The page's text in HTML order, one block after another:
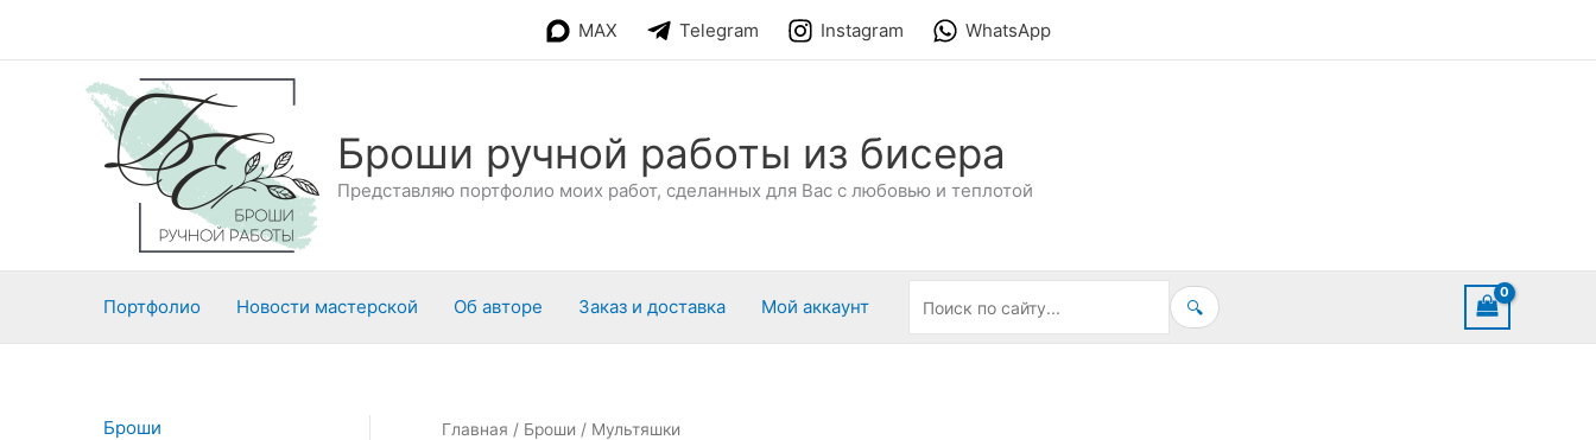
MAX Telegram Instagram WhatsApp
Броши ручной работы из бисера
Представляю портфолио моих работ, сделанных для Вас с любовью и теплотой
Портфолио Новости мастерской Об авторе Заказ и доставка Мой аккаунт 🔍
Броши
Главная / Броши / Мультяшки